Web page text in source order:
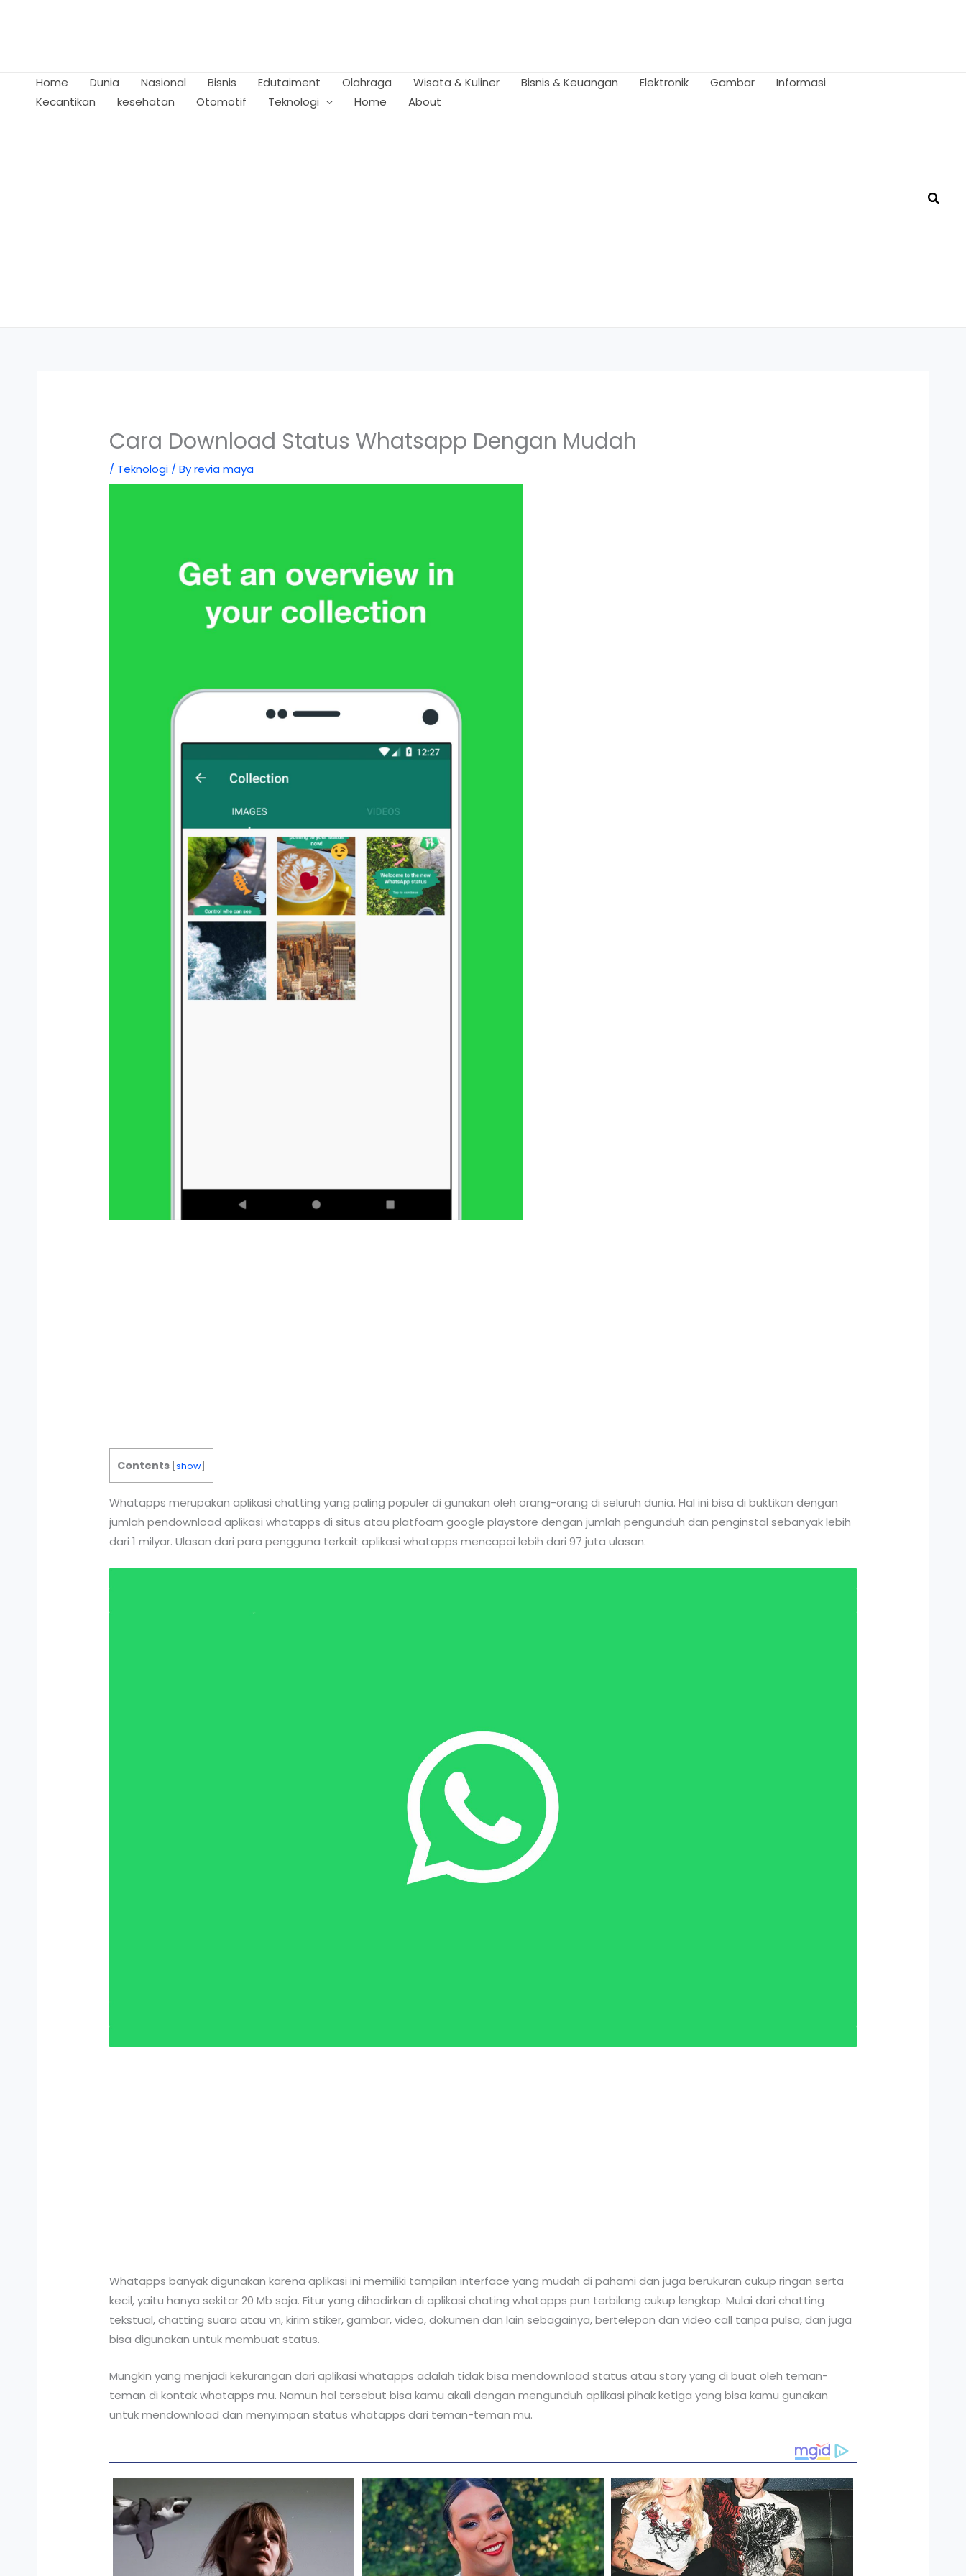
Home Dunia Nasional Bisnis Edutaiment Olahraga Wisata & Kuliner Bisnis & Keuangan Elektronik Gambar
Informasi
Kecantikan
kesehatan Otomotif Teknologi Home About
Cara Download Status Whatsapp Dengan Mudah
/ Teknologi / Byrevia maya
Contents [show
Whatapps merupakan aplikasi chatting yang paling populer di gunakan oleh orang-orang di seluruh dunia. Hal ini bisa di buktikan dengan
jumlah pendownload aplikasi whatapps di situs atau platfoam google playstore dengan jumlah pengunduh dan penginstal sebanyak lebih
dari 1 milyar. Ulasan dari para pengguna terkait aplikasi whatapps mencapai lebih dari 97 juta ulasan.
Whatapps banyak digunakan karena aplikasi ini memiliki tampilan interface yang mudah di pahami dan juga berukuran cukup ringan serta
kecil, yaitu hanya sekitar 20 Mb saja. Fitur yang dihadirkan di aplikasi chating whatapps pun terbilang cukup lengkap. Mulai dari chatting
tekstual, chatting suara atau vn, kirim stiker, gambar, video, dokumen dan lain sebagainya, bertelepon dan video call tanpa pulsa, dan juga
bisa digunakan untuk membuat status.
Mungkin yang menjadi kekurangan dari aplikasi whatapps adalah tidak bisa mendownload status atau story yang di buat oleh teman-
teman di kontak whatapps mu. Namun hal tersebut bisa kamu akali dengan mengunduh aplikasi pihak ketiga yang bisa kamu gunakan
untuk mendownload dan menyimpan status whatapps dari teman-teman mu.